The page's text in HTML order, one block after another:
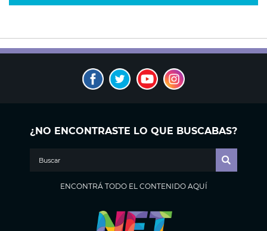
¿NO ENCONTRASTE LO QUE BUSCABAS?
ENCONTRÁ TODO EL CONTENIDO AQUÍ